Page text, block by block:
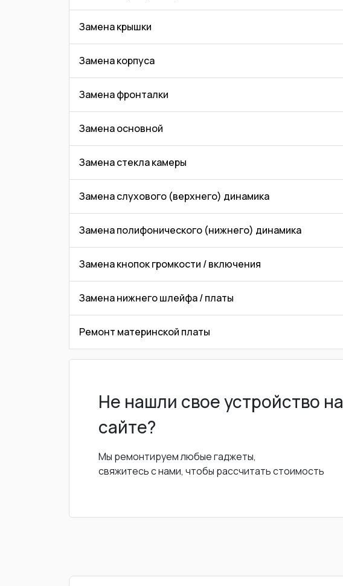
Замена крышки
Замена корпуса
Замена фронталки
Замена основной
Замена стекла камеры
Замена слухового (верхнего) динамика
Замена полифонического (нижнего) динамика
Замена кнопок громкости / включения
Замена нижнего шлейфа / платы
Ремонт материнской платы
Не нашли свое устройство на
сайте?
Мы ремонтируем любые гаджеты,
свяжитесь с нами, чтобы рассчитать стоимость